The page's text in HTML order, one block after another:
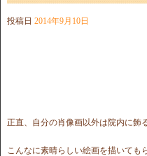
投稿日 2014年9月10日
正直、自分の肖像画以外は院内に飾
こんなに素晴らしい絵画を描いても